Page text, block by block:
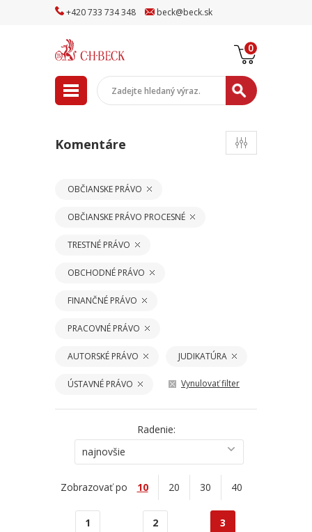
+420733 734348 beck@beck.sk
0
Komentáre
OBČIANSKE PRÁVO
OBČIANSKE PRÁVO PROCESNÉ
TRESTNÉ PRÁVO
OBCHODNÉ PRÁVO
FINANČNÉ PRÁVO
PRACOVNÉ PRÁVO
AUTORSKÉ PRÁVO JUDIKATÚRA
ÚSTAVNÉ PRÁVO Vynulovať filter
Radenie:
najnovšie
Zobrazovať po 10 20 30 40
1 2 3